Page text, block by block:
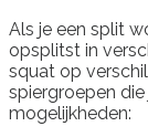
Als je een split
opsplitst in
squat op
spiergroepen
mogelijkheden: